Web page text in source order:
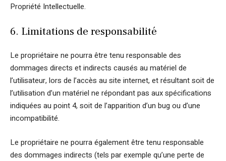
Propriété Intellectuelle.
6. Limitations de responsabilité
Le propriétaire ne pourra être tenu responsable des
dommages directs et indirects causés au matériel de
l’utilisateur, lors de l’accès au site internet, et résultant soit de
l’utilisation d’un matériel ne répondant pas aux spécifications
indiquées au point 4, soit de l’apparition d’un bug ou d’une
incompatibilité.
Le propriétaire ne pourra également être tenu responsable
des dommages indirects (tels par exemple qu’une perte de